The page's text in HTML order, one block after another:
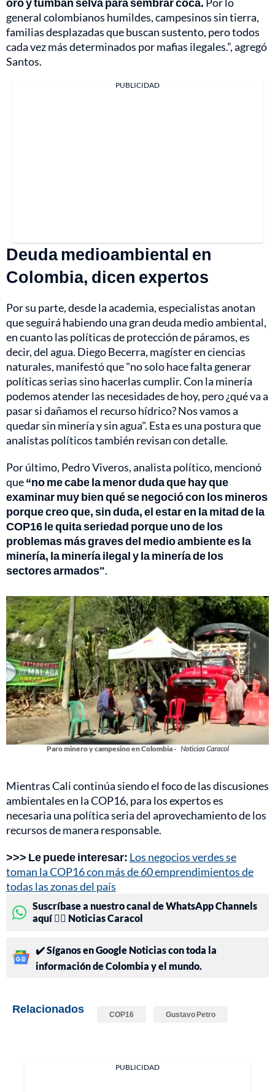
oro y tumban selva para sembrar coca. Por lo
general colombianos humildes, campesinos sin tierra,
familias desplazadas que buscan sustento, pero todos
cada vez más determinados por mafias ilegales.”, agregó
Santos.
PUBLICIDAD
Deuda medioambiental en
Colombia, dicen expertos
Por su parte, desde la academia, especialistas anotan
que seguirá habiendo una gran deuda medio ambiental,
en cuanto las políticas de protección de páramos, es
decir, del agua. Diego Becerra, magíster en ciencias
naturales, manifestó que "no solo hace falta generar
políticas serias sino hacerlas cumplir. Con la minería
podemos atender las necesidades de hoy, pero ¿qué va a
pasar si dañamos el recurso hídrico? Nos vamos a
quedar sin minería y sin agua". Esta es una postura que
analistas políticos también revisan con detalle.
Por último, Pedro Viveros, analista político, mencionó
que“no me cabe la menor duda que hay que
examinar muy bien qué se negoció con los mineros
porque creo que, sin duda, el estar en la mitad de la
COP16 le quita seriedad porque uno de los
problemas más graves del medio ambiente es la
minería, la minería ilegal y la minería de los
sectores armados".
Paro minero y campesino en Colombia - Noticias Caracol
Mientras Cali continúa siendo el foco de las discusiones
ambientales en la COP16, para los expertos es
necesaria una política seria del aprovechamiento de los
recursos de manera responsable.
>>> Le puede interesar: Los negocios verdes se
toman la COP16 con más de 60 emprendimientos de
todas las zonas del país
Suscríbase a nuestro canal de WhatsApp Channels
aquí 👉🏻 Noticias Caracol
✔️ Síganos en Google Noticias con toda la
información de Colombia y el mundo.
Relacionados COP16 Gustavo Petro
PUBLICIDAD